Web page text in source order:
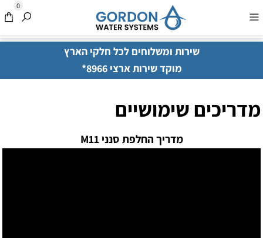
שירות ומשלוחים לכל חלקי הארץ
מוקד שירות ארצי 8966*
0
מדריכים שימושיים
מדריך החלפת סנני M11